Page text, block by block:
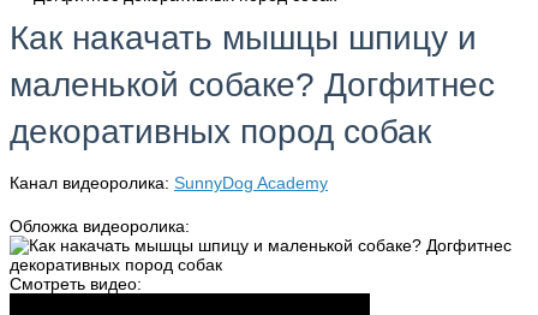
Как накачать мышцы шпицу и
маленькой собаке? Догфитнес
декоративных пород собак
Канал видеоролика: SunnyDog Academy
Обложка видеоролика:
Смотреть видео: